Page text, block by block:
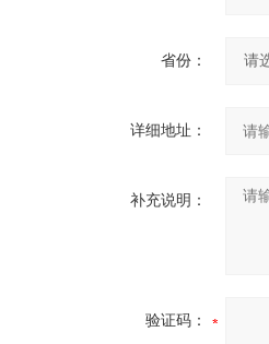
省份：
详细地址：
补充说明：
验证码：